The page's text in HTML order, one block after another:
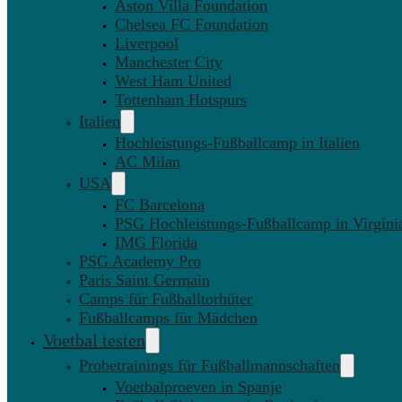
Aston Villa Foundation
Chelsea FC Foundation
Liverpool
Manchester City
West Ham United
Tottenham Hotspurs
Italien
Hochleistungs-Fußballcamp in Italien
AC Milan
USA
FC Barcelona
PSG Hochleistungs-Fußballcamp in
IMG Florida
PSG Academy Pro
Paris Saint Germain
Camps für Fußballtorhüter
Fußballcamps für Mädchen
Voetbal testen
Probetrainings für Fußballmannschaften
Voetbalproeven in Spanje